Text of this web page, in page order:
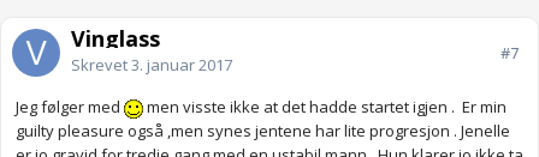
Vinglass
Skrevet3. januar 2017
#7
Jeg følger med
men visste ikke at det hadde startet igjen . Er min
guilty pleasure også ,men synes jentene har lite progresjon . Jenelle